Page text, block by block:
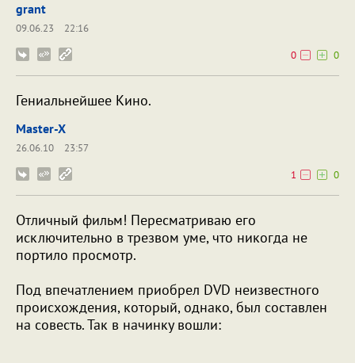
grant
09.06.23
22:16
0
0
Гениальнейшее Кино.
Master-X
26.06.10
23:57
1
0
Отличный фильм! Пересматриваю его
исключительно в трезвом уме, что никогда не
портило просмотр.
Под впечатлением приобрел DVD неизвестного
происхождения, который, однако, был составлен
на совесть. Так в начинку вошли: